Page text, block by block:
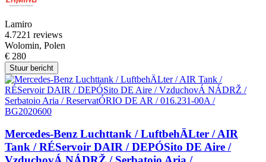
Lamiro
4.7221 reviews
Wolomin, Polen
€ 280
Stuur bericht
Mercedes-Benz Luchttank / LuftbehÄLter / AIR
Tank / RÉServoir DAIR / DEPÓSito DE Aire /